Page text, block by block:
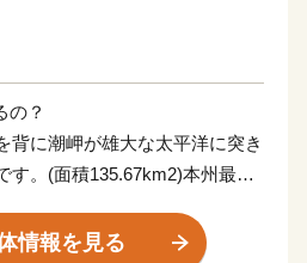
の？
に潮岬が雄大な太平洋に突き
す。(面積135.67km2)本州最南
同緯度に位置します。茫々たる
情報を見る